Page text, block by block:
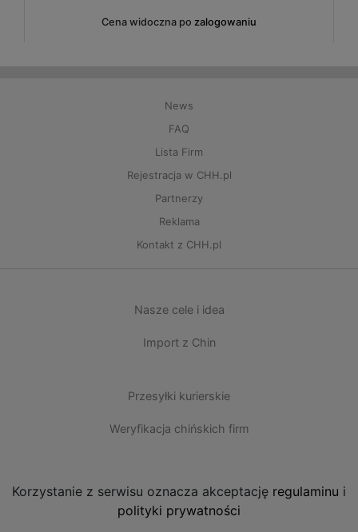
Cena widoczna po
News
FAQ
Lista Firm
Rejestracja w CHH.pl
Partnerzy
Reklama
Kontakt z CHH.pl
Nasze cele i idea
Import z Chin
Przesyłki kurierskie
Weryfikacja chińskich firm
Korzystanie z serwisu oznacza akceptację regulaminu i
polityki prywatności